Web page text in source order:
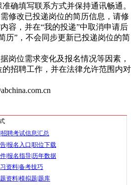
确填写联系方式并保持通讯畅通。
改已投递岗位的简历信息，请修
容，并在“我的投递”中取消申请后
历”，不会同步更新已投递岗位的简
位需求变化及报名情况等因素，
招聘工作，并在法律允许范围内对
聘考试信息汇总
|报名入口|职位下载
|报名指导|历年数据
资料|备考技巧
资料|模拟题|题库